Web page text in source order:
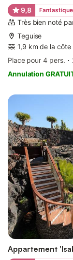
9,8 Fantastique
Très bien noté
Teguise
1,9 km de la côte
Place pour 4 pers.
Annulation
Appartement